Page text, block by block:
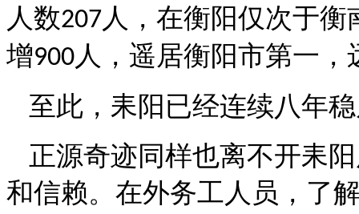
人数207人，在衡阳仅次于衡
增900人，遥居衡阳市第一，
至此，耒阳已经连续八年
正源奇迹同样也离不开耒
和信赖。在外务工人员，了